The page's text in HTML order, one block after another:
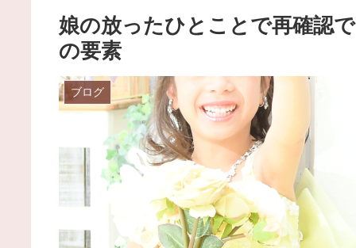
娘の放ったひとことで再確認
の要素
ブログ